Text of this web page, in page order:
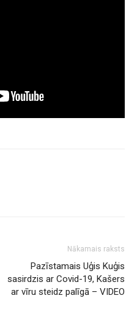
Nākamais raksts
Pazīstamais Uģis Kuģis
sasirdzis ar Covid-19, Kašers
ar vīru steidz palīgā – VIDEO